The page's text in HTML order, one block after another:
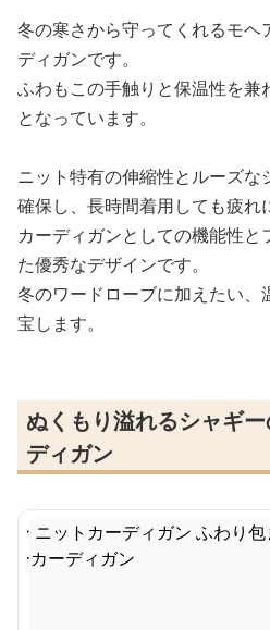
冬の寒さから守ってくれるモヘ
ディガンです。
ふわもこの手触りと保温性を兼
となっています。
ニット特有の伸縮性とルーズ
確保し、長時間着用しても疲れ
カーディガンとしての機能性
た優秀なデザインです。
冬のワードローブに加えたい
宝します。
ぬくもり溢れるシャギ
ディガン